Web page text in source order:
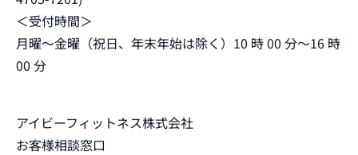
＜受付時間＞
月曜～金曜（祝日、年末年始は除く）10 時 00 分～16 時
00 分
アイビーフィットネス株式会社
お客様相談窓口